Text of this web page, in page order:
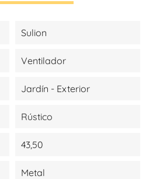
Sulion
Ventilador
Jardín - Exterior
Rústico
43,50
Metal